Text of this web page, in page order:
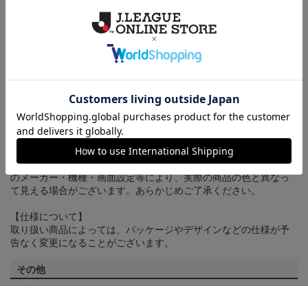
3,980円（税込）以上のご注文は全国一律送料無料です。詳しくは
をご確認ください。
ヘルプページをご確認ください。
商品について
【カラーについて】
商品画像は、お使いのパソコンのモニターおよびスマートフォン
のメーカー・機種・画面設定等により、実際の商品の色と異なっ
て見える場合がございます。あらかじめご了承ください。
【仕様について】
取り扱い商品によっては、パッケージやデザインなどの仕様が予
告なく変更になることがございます。
その他